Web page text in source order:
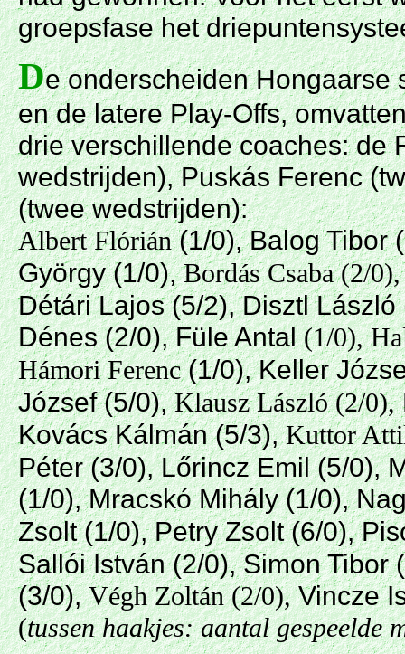
groepsfase het
De onderscheiden Hongaarse
en de latere Play-Offs,
drie verschillende coaches: de
wedstrijden), Puskás Ferenc
(twee wedstrijden):
Albert Flórián(1/0), Balog Tibor
György (1/0),Bordás Csaba (2/
Détári Lajos (5/2), Disztl
Dénes (2/0), Füle Antal(1/0),
Hámori Ferenc(1/0), Keller
József (5/0),Klausz László (2/0),
Kovács Kálmán (5/3),Kuttor
Péter (3/0), Lőrincz Emil (5/0),
(1/0), Mracskó Mihály (1/0),
Zsolt (1/0), Petry Zsolt (6/0),
Sallói István (2/0), Simon Tibor
(3/0),Végh Zoltán (2/0),Vincze
(tussen haakjes: aantal gespeelde